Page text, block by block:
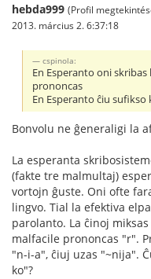
hebda999 (Profil
2013. március 2. 6:37:18
cspinola:
En Esperanto oni
prononcas
En Esperanto ĉiu sufikso
Bonvolu ne ĝeneraligi la
La esperanta
(fakte tre malmultaj)
vortojn ĝuste. Oni ofte
lingvo. Tial la efektiva
parolanto. La ĉinoj
malfacile prononcas "r".
"n-i-a", ĉiuj uzas "~nija".
ko"?